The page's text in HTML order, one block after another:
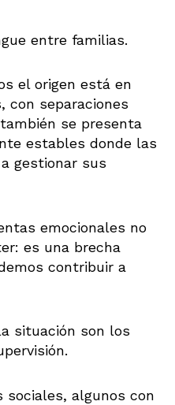
entre familias.
el origen está en
con separaciones
se presenta
estables donde las
gestionar sus
emocionales no
es una brecha
contribuir a
situación son los
sociales, algunos con